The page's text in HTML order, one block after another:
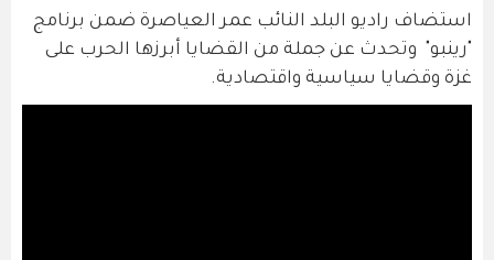
استضاف راديو البلد النائب عمر العياصرة ضمن برنامج
"رينبو" وتحدث عن جملة من القضايا أبرزها الحرب على
غزة وقضايا سياسية واقتصادية.